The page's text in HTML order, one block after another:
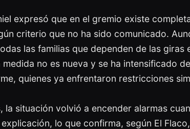
expresó que en el gremio existe
criterio que no ha sido comunicado.
las familias que dependen de las
no es nueva y se ha intensificado
quienes ya enfrentaron restricciones
la situación volvió a encender alarmas
lo que confirma, según El